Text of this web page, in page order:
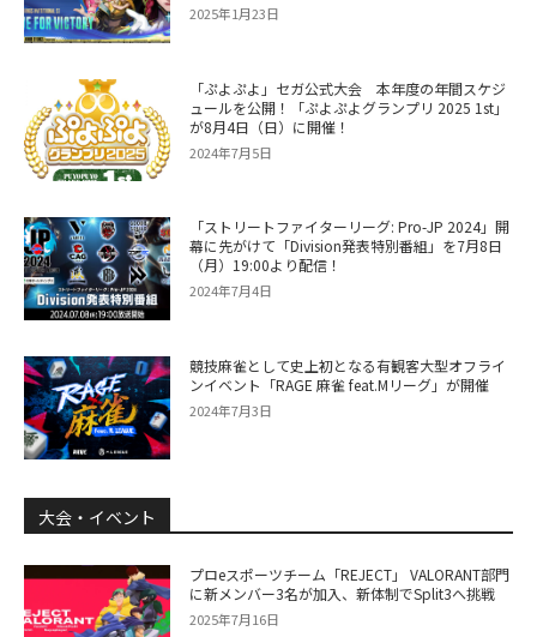
2025年1月23日
「ぷよぷよ」セガ公式大会 本年度の年間スケジ
ュールを公開！「ぷよぷよグランプリ 2025 1st」
が8月4日（日）に開催！
2024年7月5日
「ストリートファイターリーグ: Pro-JP 2024」開
幕に先がけて「Division発表特別番組」を7月8日
（月）19:00より配信！
2024年7月4日
競技麻雀として史上初となる有観客大型オフライ
ンイベント「RAGE 麻雀 feat.Mリーグ」が開催
2024年7月3日
大会・イベント
プロeスポーツチーム「REJECT」 VALORANT部門
に新メンバー3名が加入、新体制でSplit3へ挑戦
2025年7月16日